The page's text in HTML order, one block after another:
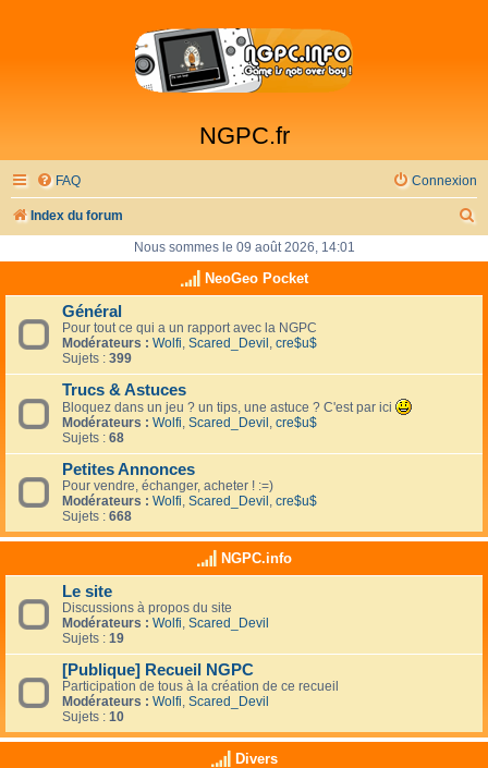
NGPC.fr
FAQ Connexion
Index du forum
h
Nous sommes le 09 août 2026, 14:01
NeoGeo Pocket
Général
Pour tout ce qui a un rapport avec la NGPC
Modérateurs : Wolfi, Scared_Devil , cre$u$
Sujets : 399
Trucs & Astuces
Bloquez dans un jeu ? un tips, une astuce ? C'est par ici
Modérateurs : Wolfi, Scared_Devil , cre$u$
Sujets : 68
Petites Annonces
Pour vendre, échanger, acheter ! :=)
Modérateurs : Wolfi, Scared_Devil , cre$u$
Sujets : 668
NGPC.info
Le site
Discussions à propos du site
Modérateurs : Wolfi, Scared_Devil
Sujets : 19
[Publique] Recueil NGPC
Participation de tous à la création de ce recueil
Modérateurs : Wolfi, Scared_Devil
Sujets : 10
Divers